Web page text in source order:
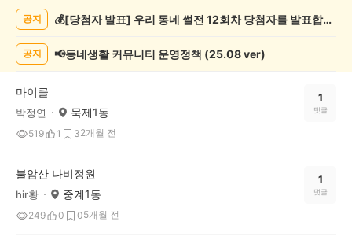
목
공지 💰[당첨자 발표] 우리 동네 썰전 12회차 당첨자를 발표합니다!
공지 📢동네생활 커뮤니티 운영정책 (25.08 ver)
마이클
박정연 묵제1동
519 1 32개월 전
1
댓글
불암산 나비정원
hir황 중계1동
249 0 05개월 전
1
댓글